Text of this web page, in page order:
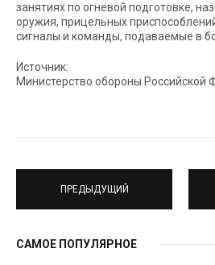
занятиях по огневой подготовке,
оружия, прицельных
сигналы и команды, подаваемые в
Источник:
Министерство обороны Российской
ПРЕДЫДУЩИЙ
САМОЕ ПОПУЛЯРНОЕ